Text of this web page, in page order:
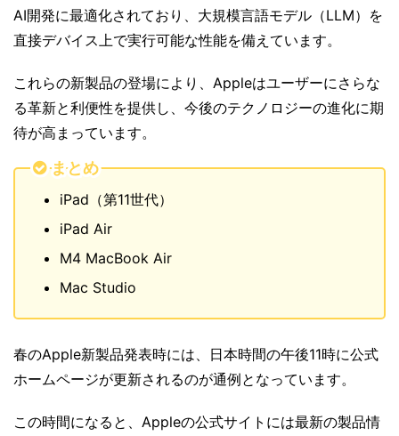
AI開発に最適化されており、大規模言語モデル（LLM）を
直接デバイス上で実行可能な性能を備えています。
これらの新製品の登場により、Appleはユーザーにさらな
る革新と利便性を提供し、今後のテクノロジーの進化に期
待が高まっています。
まとめ
iPad（第11世代）
iPad Air
M4 MacBook Air
Mac Studio
春のApple新製品発表時には、日本時間の午後11時に公式
ホームページが更新されるのが通例となっています。
この時間になると、Appleの公式サイトには最新の製品情